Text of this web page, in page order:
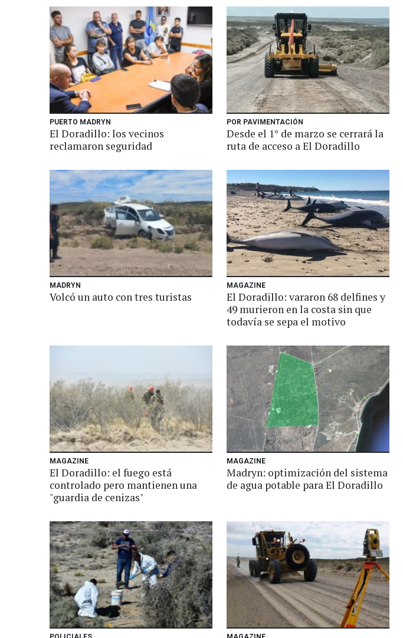
PUERTO MADRYN
El Doradillo: los vecinos
reclamaron seguridad
POR PAVIMENTACIÓN
Desde el 1° de marzo se cerrará la
ruta de acceso a El Doradillo
MADRYN
Volcó un auto con tres turistas
MAGAZINE
El Doradillo: vararon 68 delfines y
49 murieron en la costa sin que
todavía se sepa el motivo
MAGAZINE
El Doradillo: el fuego está
controlado pero mantienen una
"guardia de cenizas"
MAGAZINE
Madryn: optimización del sistema
de agua potable para El Doradillo